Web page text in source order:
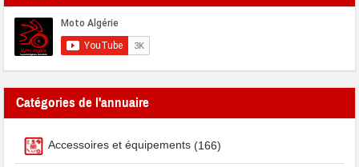
Catégories de l'annuaire
Accessoires et équipements (166)